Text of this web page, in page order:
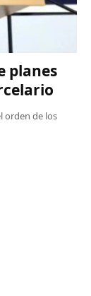
planes
orden de los